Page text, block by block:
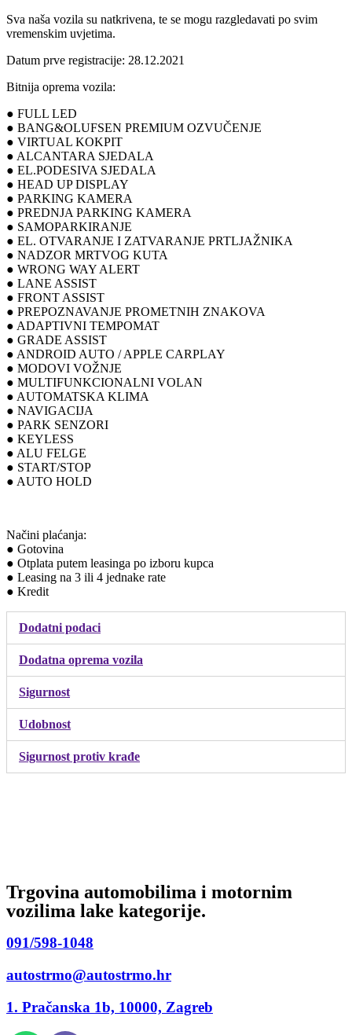
Sva naša vozila su natkrivena, te se mogu razgledavati po svim
vremenskim uvjetima.
Datum prve registracije: 28.12.2021
Bitnija oprema vozila:
● FULL LED
● BANG&OLUFSEN PREMIUM OZVUČENJE
● VIRTUAL KOKPIT
● ALCANTARA SJEDALA
● EL.PODESIVA SJEDALA
● HEAD UP DISPLAY
● PARKING KAMERA
● PREDNJA PARKING KAMERA
● SAMOPARKIRANJE
● EL. OTVARANJE I ZATVARANJE PRTLJAŽNIKA
● NADZOR MRTVOG KUTA
● WRONG WAY ALERT
● LANE ASSIST
● FRONT ASSIST
● PREPOZNAVANJE PROMETNIH ZNAKOVA
● ADAPTIVNI TEMPOMAT
● GRADE ASSIST
● ANDROID AUTO / APPLE CARPLAY
● MODOVI VOŽNJE
● MULTIFUNKCIONALNI VOLAN
● AUTOMATSKA KLIMA
● NAVIGACIJA
● PARK SENZORI
● KEYLESS
● ALU FELGE
● START/STOP
● AUTO HOLD
Načini plaćanja:
● Gotovina
● Otplata putem leasinga po izboru kupca
● Leasing na 3 ili 4 jednake rate
● Kredit
Dodatni podaci
Dodatna oprema vozila
Sigurnost
Udobnost
Sigurnost protiv krađe
Trgovina automobilima i motornim
vozilima lake kategorije.
091/598-1048
autostrmo@autostrmo.hr
1. Pračanska 1b, 10000, Zagreb